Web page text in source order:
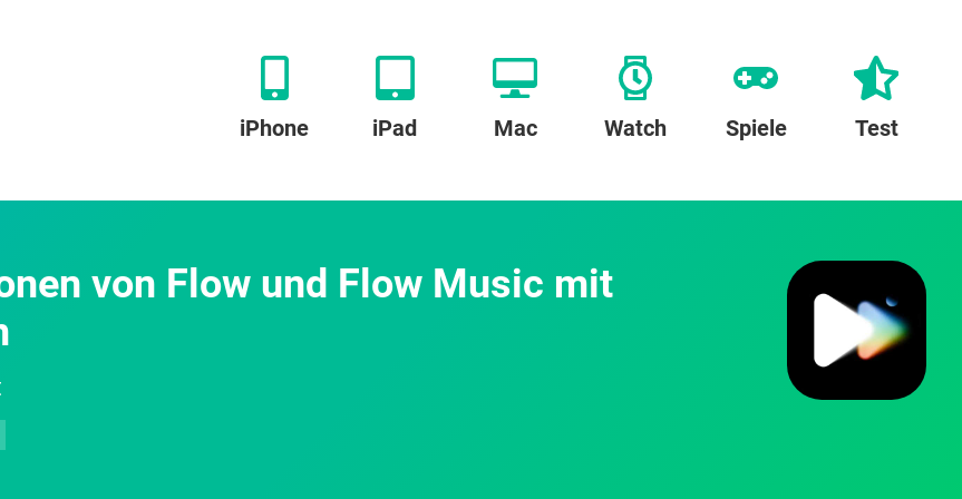
iPhone iPad Mac Watch Spiele Test
von Flow und Flow Music mit